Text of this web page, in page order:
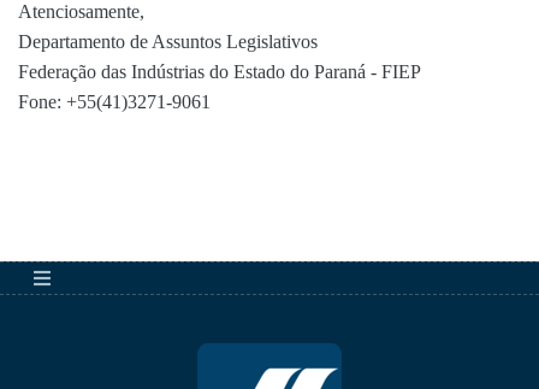
Atenciosamente,
Departamento de Assuntos Legislativos
Federação das Indústrias do Estado do Paraná - FIEP
Fone: +55(41)3271-9061